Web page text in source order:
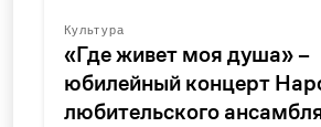
Культура
«Где живет моя душа» –
юбилейный концерт
любительского